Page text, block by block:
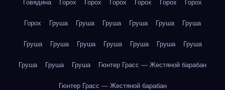
Говядина Горох Горох Горох Горох Горох Горох
Горох Груша Груша Груша Груша Груша Груша
Груша Груша Груша Груша Груша Груша Груша
Груша Груша Груша Гюнтер Грасс — Жестяной барабан
Гюнтер Грасс — Жестяной барабан